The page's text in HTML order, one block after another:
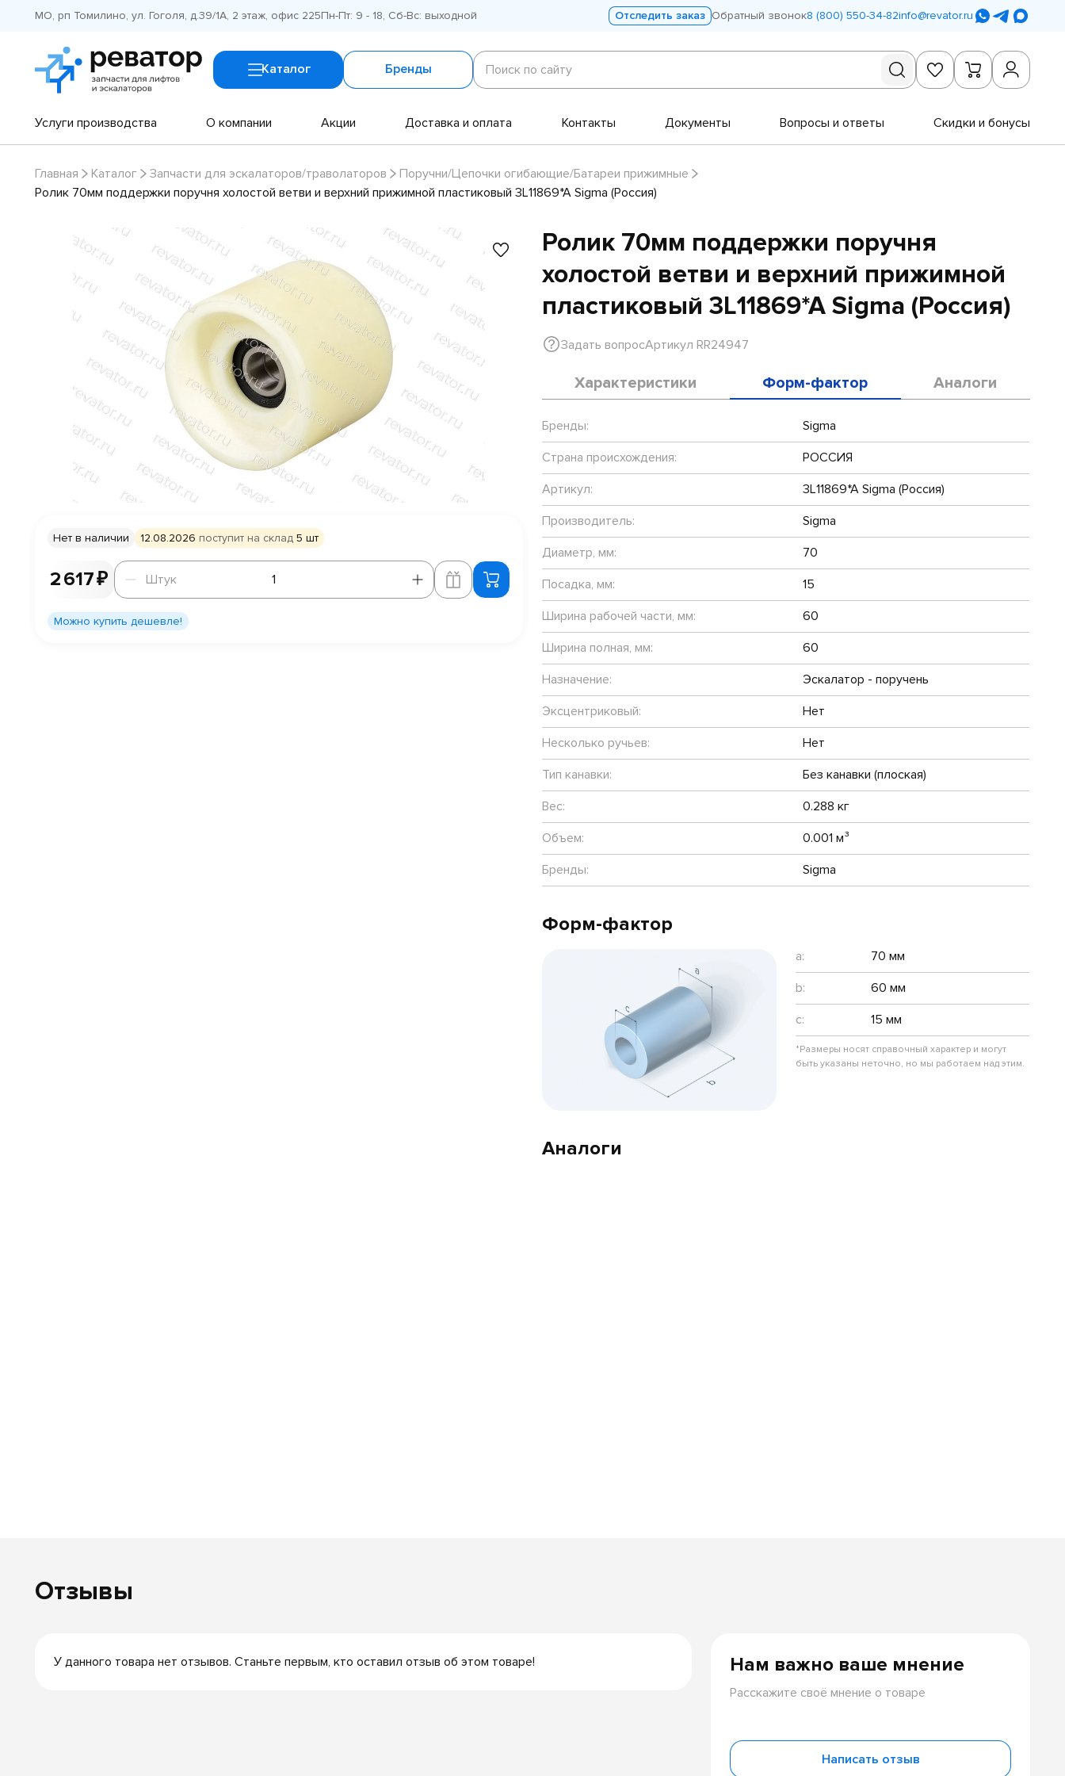
МО, рп Томилино, ул. Гоголя, д.39/1А, 2 этаж, офис 225Пн-Пт: 9 - 18, Сб-Вс: выходной Отследить заказ Обратный звонок8 (800) 550-34-82info@revator.ru
Каталог Бренды
Поиск
по
сайту
Поиск по сайту
Услуги производства О компании Акции Доставка и оплата Контакты Документы Вопросы и ответы Скидки и бонусы
Главная Каталог Запчасти для эскалаторов/траволаторов
Поручни/Цепочки огибающие/Батареи прижимные
Ролик 70мм поддержки поручня холостой ветви и верхний прижимной пластиковый 3L11869*A Sigma (Россия)
Ролик 70мм поддержки поручня
холостой ветви и верхний прижимной
пластиковый 3L11869*A Sigma (Россия)
Задать вопросАртикул RR24947
Нет в наличии 12.08.2026 поступит на склад 5 шт
2 617 ₽
Штук
Штук
Можно купить дешевле!
Характеристики Форм-фактор Аналоги
Бренды:
Sigma
Страна происхождения:
РОССИЯ
Артикул:
3L11869*A Sigma (Россия)
Производитель:
Sigma
Диаметр, мм:
70
Посадка, мм:
15
Ширина рабочей части, мм:
60
Ширина полная, мм:
60
Назначение:
Эскалатор - поручень
Эксцентриковый:
Нет
Несколько ручьев:
Нет
Тип канавки:
Без канавки (плоская)
Вес:
0.288 кг
Объем:
0.001 м³
Бренды:
Sigma
Форм-фактор
a:
70 мм
b:
60 мм
c:
15 мм
*Размеры носят справочный характер и могут
быть указаны неточно, но мы работаем над этим.
Аналоги
Отзывы
У данного товара нет отзывов. Станьте первым, кто оставил отзыв об этом товаре! Нам важно ваше мнение
Расскажите своё мнение о товаре
Написать отзыв